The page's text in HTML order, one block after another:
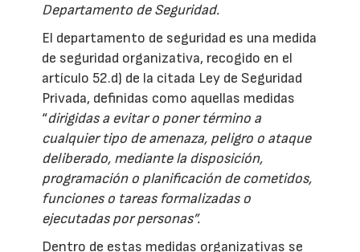
Departamento de Seguridad.
El departamento de seguridad es una medida
de seguridad organizativa, recogido en el
artículo 52.d) de la citada Ley de Seguridad
Privada, definidas como aquellas medidas
“dirigidas a evitar o poner término a
cualquier tipo de amenaza, peligro o ataque
deliberado, mediante la disposición,
programación o planificación de cometidos,
funciones o tareas formalizadas o
ejecutadas por personas”.
Dentro de estas medidas organizativas se